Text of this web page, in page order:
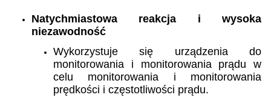
Natychmiastowa reakcja i wysoka
niezawodność
Wykorzystuje się urządzenia do
monitorowania i monitorowania prądu w
celu monitorowania i monitorowania
prędkości i częstotliwości prądu.